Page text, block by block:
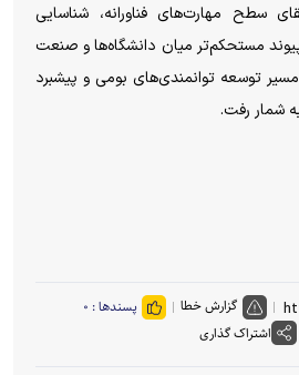
سطح مهارت‌های فناورانه، شناسایی
مستحکم‌تر میان دانشگاه‌ها و صنعت
توسعه توانمندی‌های بومی و پیشبرد
شمار رفت.
گزارش خطا پسندها : ۰
اشتراک گذاری